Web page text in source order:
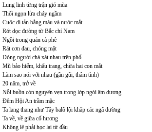
Lung linh từng trận gió mùa
Thổi ngọn lửa cháy ngầm
Cuộc di tản bằng máu và nước mắt
Rớt dọc đường từ Bắc chí Nam
Ngồi trong quán cà phê
Rát cơn đau, chóng mặt
Dòng người chà xát nhau trên phố
Mũ bảo hiểm, khẩu trang, chừa hai con mắt
Làm sao nói với nhau (gần gũi, thâm tình)
20 năm, trở về
Nỗi buồn còn nguyên vẹn trong lớp ngói âm dương
Đêm Hội An trầm mặc
Ta lang thang như Tây balô lội khắp các ngã đường
Ta về, về giữa cố hương
Không lẽ phải học lại từ đầu